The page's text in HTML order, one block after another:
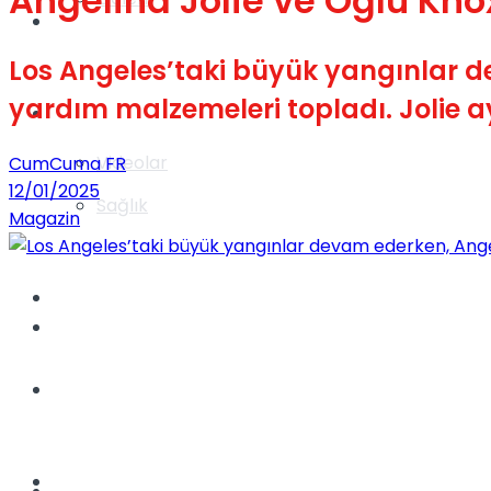
Videolar
Gündem
Yaşam
Sağlık
Los Angeles’taki büyük yangınlar
yardım malzemeleri topladı. Jolie
CumCuma FR
12/01/2025
Magazin